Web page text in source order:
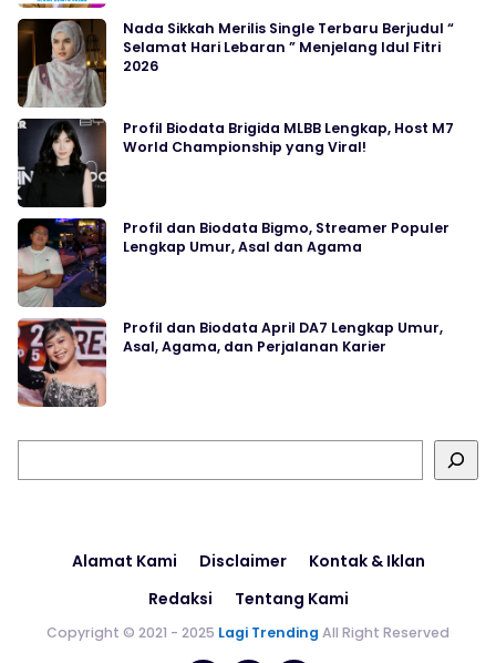
Nada Sikkah Merilis Single Terbaru Berjudul “
Selamat Hari Lebaran ” Menjelang Idul Fitri
2026
Profil Biodata Brigida MLBB Lengkap, Host M7
World Championship yang Viral!
Profil dan Biodata Bigmo, Streamer Populer
Lengkap Umur, Asal dan Agama
Profil dan Biodata April DA7 Lengkap Umur,
Asal, Agama, dan Perjalanan Karier
Alamat Kami Disclaimer
Kontak & Iklan
Redaksi
Tentang Kami
Copyright © 2021 - 2025 Lagi Trending All Right Reserved